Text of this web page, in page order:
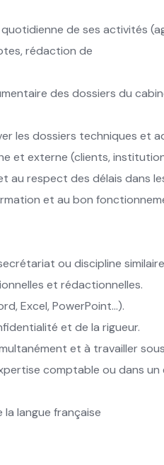
de ses activités
rédaction de
des dossiers du
les dossiers techniques et
et externe (clients,
au respect des délais dans
et au bon
ou discipline
et rédactionnelles.
Excel, PowerPoint…).
et de la rigueur.
et à travailler
comptable ou dans
langue française